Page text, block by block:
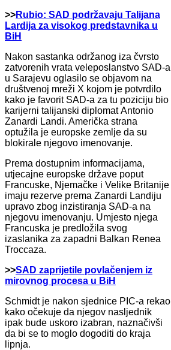
>>Rubio: SAD podržavaju Talijana
Lardija za visokog predstavnika u
BiH
Nakon sastanka održanog iza čvrsto
zatvorenih vrata veleposlanstvo SAD-a
u Sarajevu oglasilo se objavom na
društvenoj mreži X kojom je potvrdilo
kako je favorit SAD-a za tu poziciju bio
karijerni talijanski diplomat Antonio
Zanardi Landi. Američka strana
optužila je europske zemlje da su
blokirale njegovo imenovanje.
Prema dostupnim informacijama,
utjecajne europske države poput
Francuske, Njemačke i Velike Britanije
imaju rezerve prema Zanardi Landiju
upravo zbog inzistiranja SAD-a na
njegovu imenovanju. Umjesto njega
Francuska je predložila svog
izaslanika za zapadni Balkan Renea
Troccaza.
>>SAD zaprijetile povlačenjem iz
mirovnog procesa u BiH
Schmidt je nakon sjednice PIC-a rekao
kako očekuje da njegov nasljednik
ipak bude uskoro izabran, naznačivši
da bi se to moglo dogoditi do kraja
lipnja.